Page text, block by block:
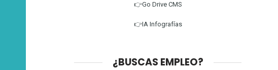
👉Go Drive CMS
👉IA Infografías
¿BUSCAS EMPLEO?